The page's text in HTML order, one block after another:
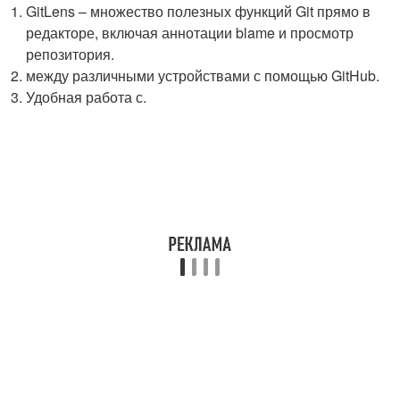
GitLens – множество полезных функций Git прямо в
редакторе, включая аннотации blame и просмотр
репозитория.
между различными устройствами с помощью GitHub.
Удобная работа с.